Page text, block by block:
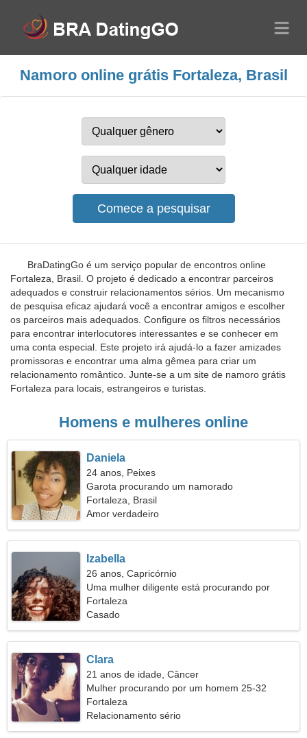
Namoro online grátis Fortaleza, Brasil
BraDatingGo é um serviço popular de encontros online
Fortaleza, Brasil. O projeto é dedicado a encontrar parceiros
adequados e construir relacionamentos sérios. Um mecanismo
de pesquisa eficaz ajudará você a encontrar amigos e escolher
os parceiros mais adequados. Configure os filtros necessários
para encontrar interlocutores interessantes e se conhecer em
uma conta especial. Este projeto irá ajudá-lo a fazer amizades
promissoras e encontrar uma alma gêmea para criar um
relacionamento romântico. Junte-se a um site de namoro grátis
Fortaleza para locais, estrangeiros e turistas.
Homens e mulheres online
Daniela
24 anos, Peixes
Garota procurando um namorado
Fortaleza, Brasil
Amor verdadeiro
Izabella
26 anos, Capricórnio
Uma mulher diligente está procurando por
alguém como você
Fortaleza
Casado
Clara
21 anos de idade, Câncer
Mulher procurando por um homem 25-32
Fortaleza
Relacionamento sério